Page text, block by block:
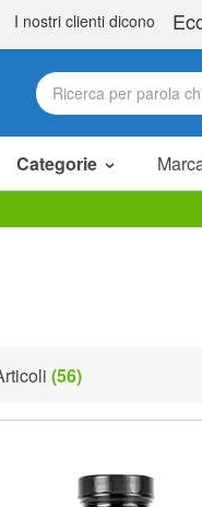
Categorie
(56)